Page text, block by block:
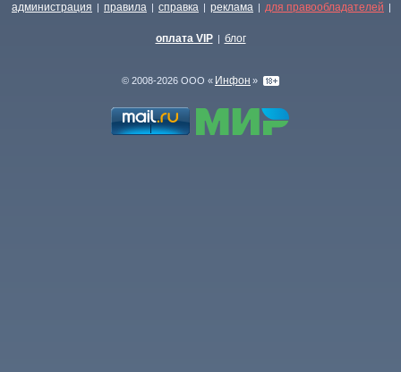
администрация | правила | справка | реклама | для правообладателей |
оплата VIP | блог
© 2008-2026 ООО « Инфон »